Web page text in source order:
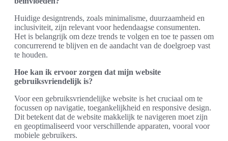
Huidige designtrends, zoals minimalisme, duurzaamheid en
inclusiviteit, zijn relevant voor hedendaagse consumenten.
Het is belangrijk om deze trends te volgen en toe te passen om
concurrerend te blijven en de aandacht van de doelgroep vast
te houden.
Hoe kan ik ervoor zorgen dat mijn website
gebruiksvriendelijk is?
Voor een gebruiksvriendelijke website is het cruciaal om te
focussen op navigatie, toegankelijkheid en responsive design.
Dit betekent dat de website makkelijk te navigeren moet zijn
en geoptimaliseerd voor verschillende apparaten, vooral voor
mobiele gebruikers.